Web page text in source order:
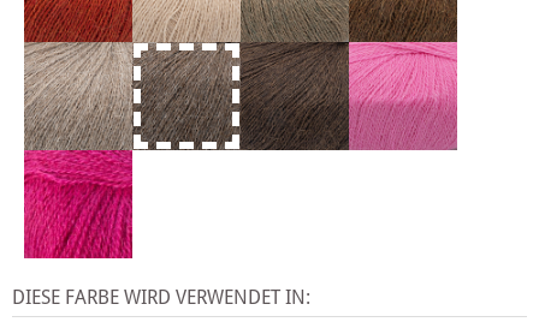
DIESE FARBE WIRD VERWENDET IN: